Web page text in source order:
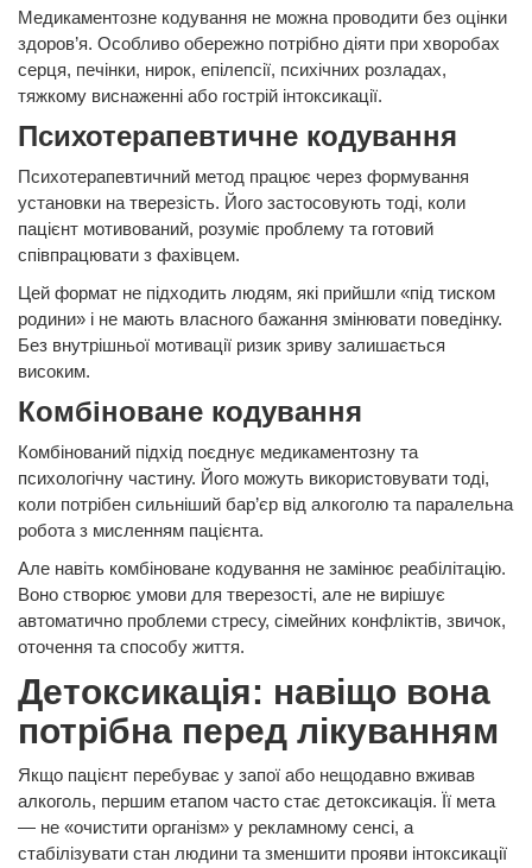
Медикаментозне кодування не можна проводити без оцінки
здоров’я. Особливо обережно потрібно діяти при хворобах
серця, печінки, нирок, епілепсії, психічних розладах,
тяжкому виснаженні або гострій інтоксикації.
Психотерапевтичне кодування
Психотерапевтичний метод працює через формування
установки на тверезість. Його застосовують тоді, коли
пацієнт мотивований, розуміє проблему та готовий
співпрацювати з фахівцем.
Цей формат не підходить людям, які прийшли «під тиском
родини» і не мають власного бажання змінювати поведінку.
Без внутрішньої мотивації ризик зриву залишається
високим.
Комбіноване кодування
Комбінований підхід поєднує медикаментозну та
психологічну частину. Його можуть використовувати тоді,
коли потрібен сильніший бар’єр від алкоголю та паралельна
робота з мисленням пацієнта.
Але навіть комбіноване кодування не замінює реабілітацію.
Воно створює умови для тверезості, але не вирішує
автоматично проблеми стресу, сімейних конфліктів, звичок,
оточення та способу життя.
Детоксикація: навіщо вона
потрібна перед лікуванням
Якщо пацієнт перебуває у запої або нещодавно вживав
алкоголь, першим етапом часто стає детоксикація. Її мета
— не «очистити організм» у рекламному сенсі, а
стабілізувати стан людини та зменшити прояви інтоксикації